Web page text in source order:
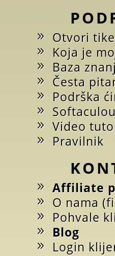
Otvori
Koja je
Baza
Česta
Podrška
Video
Pravilnik
Affiliate
O nama
Pohvale
Blog
Login